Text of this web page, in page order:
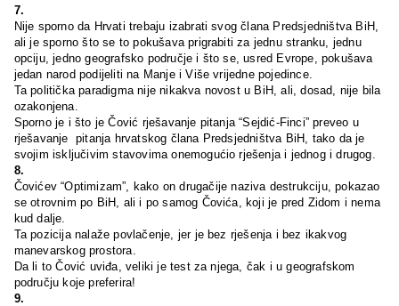
7.
Nije sporno da Hrvati trebaju izabrati svog člana Predsjedništva BiH,
ali je sporno što se to pokušava prigrabiti za jednu stranku, jednu
opciju, jedno geografsko područje i što se, usred Evrope, pokušava
jedan narod podijeliti na Manje i Više vrijedne pojedince.
Ta politička paradigma nije nikakva novost u BiH, ali, dosad, nije bila
ozakonjena.
Sporno je i što je Čović rješavanje pitanja “Sejdić-Finci” preveo u
rješavanje pitanja hrvatskog člana Predsjedništva BiH, tako da je
svojim isključivim stavovima onemogućio rješenja i jednog i drugog.
8.
Čovićev “Optimizam”, kako on drugačije naziva destrukciju, pokazao
se otrovnim po BiH, ali i po samog Čovića, koji je pred Zidom i nema
kud dalje.
Ta pozicija nalaže povlačenje, jer je bez rješenja i bez ikakvog
manevarskog prostora.
Da li to Čović uviđa, veliki je test za njega, čak i u geografskom
području koje preferira!
9.